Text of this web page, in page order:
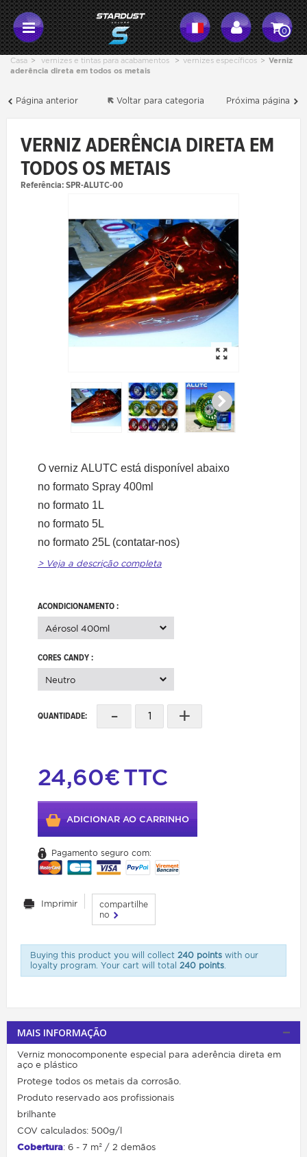
0
Casa > vernizes e tintas para acabamentos > vernizes específicos > Verniz
aderência direta em todos os metais
Página anterior Próxima página
Voltar para categoria
VERNIZ ADERÊNCIA DIRETA EM
TODOS OS METAIS
Referência:SPR-ALUTC-00
O verniz ALUTC está disponível abaixo
no formato Spray 400ml
no formato 1L
no formato 5L
no formato 25L (contatar-nos)
> Veja a descrição completa
ACONDICIONAMENTO :
Aérosol 400ml
CORES CANDY :
Neutro
QUANTIDADE: - +
24,60€TTC
ADICIONAR AO CARRINHO
Pagamento seguro com:
Imprimir
compartilhe
no
Buying this product you will collect 240 pointswith our
loyalty program. Your cart will total 240 points.
MAIS INFORMAÇÃO
Verniz monocomponente especial para aderência direta em
aço e plástico
Protege todos os metais da corrosão.
Produto reservado aos profissionais
brilhante
COV calculados: 500g/l
Cobertura: 6 - 7 m² / 2 demãos